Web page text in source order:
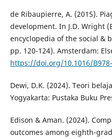
de Ribaupierre, A. (2015).
development. In J.D. Wright
encyclopedia of the social &
pp. 120-124). Amsterdam:
https://doi.org/10.1016/
Dewi, D.K. (2024). Teori
Yogyakarta: Pustaka Buku
Edison & Aman. (2024).
outcomes among eighth-